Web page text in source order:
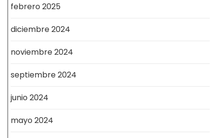
febrero 2025
diciembre 2024
noviembre 2024
septiembre 2024
junio 2024
mayo 2024